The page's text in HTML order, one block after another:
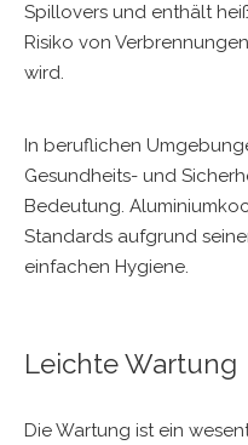
Spillovers und enthält
Risiko von
wird.
In beruflichen
Gesundheits- und
Bedeutung.
Standards aufgrund
einfachen Hygiene.
Leichte Wartung
Die Wartung ist ein